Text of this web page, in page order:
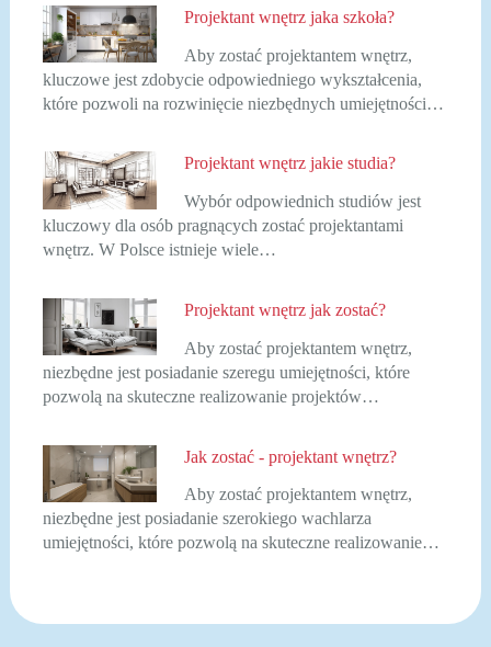
Projektant wnętrz jaka szkoła?
Aby zostać projektantem wnętrz,
kluczowe jest zdobycie odpowiedniego wykształcenia,
które pozwoli na rozwinięcie niezbędnych umiejętności…
Projektant wnętrz jakie studia?
Wybór odpowiednich studiów jest
kluczowy dla osób pragnących zostać projektantami
wnętrz. W Polsce istnieje wiele…
Projektant wnętrz jak zostać?
Aby zostać projektantem wnętrz,
niezbędne jest posiadanie szeregu umiejętności, które
pozwolą na skuteczne realizowanie projektów…
Jak zostać - projektant wnętrz?
Aby zostać projektantem wnętrz,
niezbędne jest posiadanie szerokiego wachlarza
umiejętności, które pozwolą na skuteczne realizowanie…